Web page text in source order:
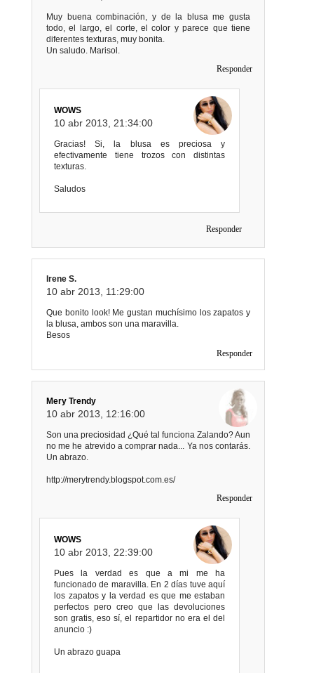
Muy buena combinación, y de la blusa me gusta
todo, el largo, el corte, el color y parece que tiene
diferentes texturas, muy bonita.
Un saludo. Marisol.
Responder
WOWS
10 abr 2013, 21:34:00
Gracias! Si, la blusa es preciosa y
efectivamente tiene trozos con distintas
texturas.
Saludos
Responder
Irene S.
10 abr 2013, 11:29:00
Que bonito look! Me gustan muchísimo los zapatos y
la blusa, ambos son una maravilla.
Besos
Responder
Mery Trendy
10 abr 2013, 12:16:00
Son una preciosidad ¿Qué tal funciona Zalando? Aun
no me he atrevido a comprar nada... Ya nos contarás.
Un abrazo.
http://merytrendy.blogspot.com.es/
Responder
WOWS
10 abr 2013, 22:39:00
Pues la verdad es que a mi me ha
funcionado de maravilla. En 2 días tuve aquí
los zapatos y la verdad es que me estaban
perfectos pero creo que las devoluciones
son gratis, eso sí, el repartidor no era el del
anuncio :)
Un abrazo guapa